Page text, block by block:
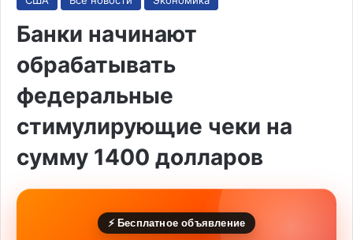
Банки начинают
обрабатывать
федеральные
стимулирующие чеки на
сумму 1400 долларов
⚡ Бесплатное объявление